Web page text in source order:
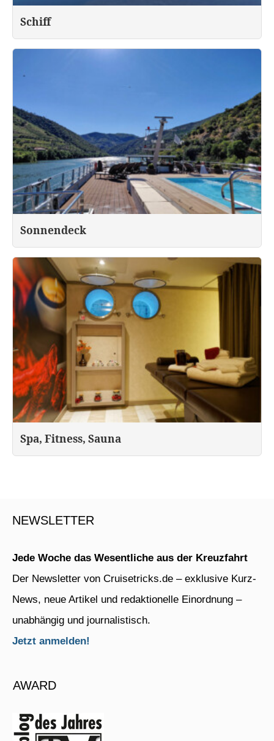
Schiff
Sonnendeck
Spa, Fitness, Sauna
NEWSLETTER
Jede Woche das Wesentliche aus der Kreuzfahrt
Der Newsletter von Cruisetricks.de – exklusive Kurz-
News, neue Artikel und redaktionelle Einordnung –
unabhängig und journalistisch.
Jetzt anmelden!
AWARD